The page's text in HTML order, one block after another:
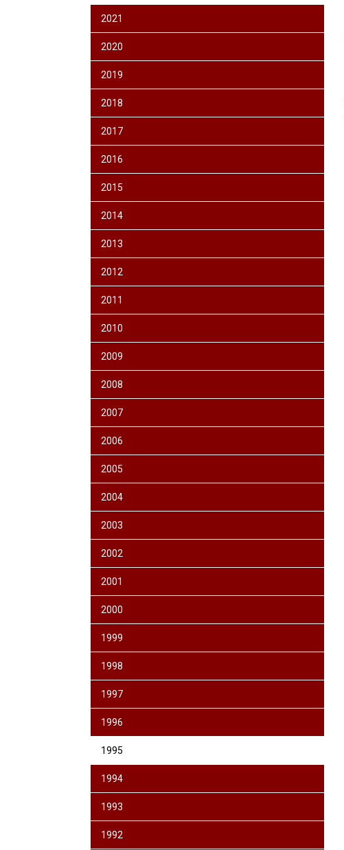
2021
2020
2019
2018
2017
2016
2015
2014
2013
2012
2011
2010
2009
2008
2007
2006
2005
2004
2003
2002
2001
2000
1999
1998
1997
1996
1995
1994
1993
1992